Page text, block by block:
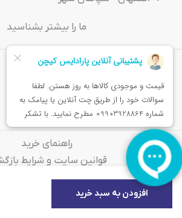
افزودن به سبد خرید
ما را بیشتر بشناسید
درباره‌ ما
تماس باما
خدمات مشتریان
راهنمای خرید
قوانین سایت و شرایط
سوالات متداول